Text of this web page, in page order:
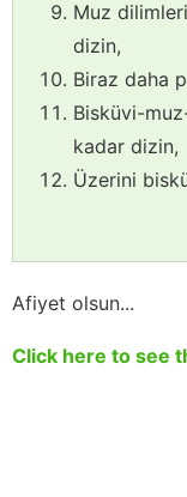
Muz
dizin,
Biraz daha
Bisküvi-
kadar dizin,
Üzerini
Afiyet olsun...
Click here to see